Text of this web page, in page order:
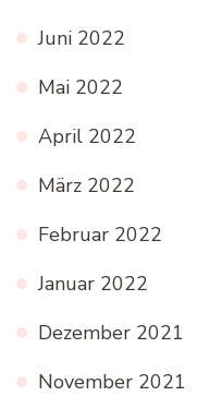
Juni 2022
Mai 2022
April 2022
März 2022
Februar 2022
Januar 2022
Dezember 2021
November 2021